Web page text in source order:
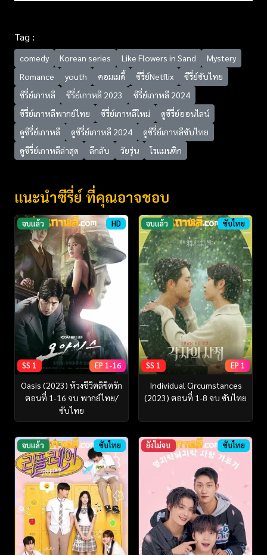
Tag :
comedy Korean series Like Flowers in Sand
Mystery
Romance
youth คอมเมดี้ ซีรี่ย์Netflix
ซีรี่ย์ซับไทย
ซีรี่ย์เกาหลี
ซีรี่ย์เกาหลี 2023
ซีรี่ย์เกาหลี 2024
ซีรี่ย์เกาหลีพากย์ไทย
ซีรี่ย์เกาหลีใหม่
ดูซีรี่ย์ออนไลน์
ดูซีรี่ย์เกาหลี
ดูซีรี่ย์เกาหลี 2024
ดูซีรี่ย์เกาหลีซับไทย
ดูซีรี่ย์เกาหลีล่าสุด
ลึกลับ วัยรุ่น โรแมนติก
แนะนำซีรี่ย์ ที่คุณอาจชอบ
จบแล้ว HD
SS 1 EP 1-16
Oasis (2023) ห้วงชีวิตลิขิตรัก
ตอนที่ 1-16 จบ พากย์ไทย/
ซับไทย
จบแล้ว ซับไทย
SS 1 EP 1
Individual Circumstances
(2023) ตอนที่ 1-8 จบ ซับไทย
จบแล้ว ซับไทย ยังไม่จบ ซับไทย